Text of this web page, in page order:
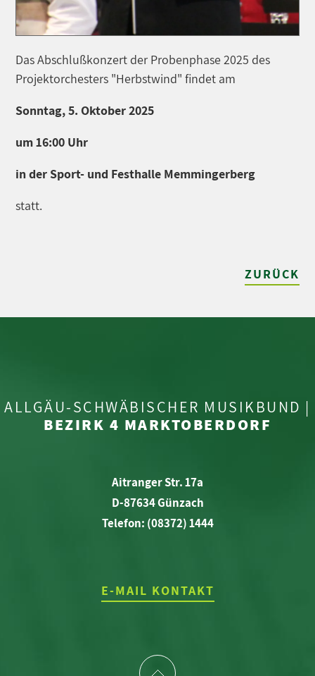
Das Abschlußkonzert der Probenphase 2025 des
Projektorchesters "Herbstwind" findet am
Sonntag, 5. Oktober 2025
um 16:00 Uhr
in der Sport- und Festhalle Memmingerberg
statt.
ZURÜCK
ALLGÄU-SCHWÄBISCHER MUSIKBUND |
BEZIRK 4 MARKTOBERDORF
Aitranger Str. 17a
D-87634 Günzach
Telefon: (08372) 1444
E-MAIL KONTAKT